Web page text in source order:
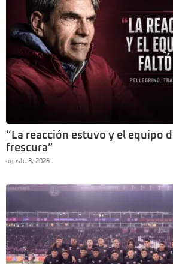
“La reacción estuvo y el equipo
frescura”
agosto 3, 2026